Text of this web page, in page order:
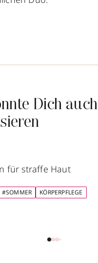
Dich auch
für straffe Haut
#SOMMER KÖRPERPFLEGE